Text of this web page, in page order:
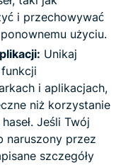
i przechowywać
użyciu.
Unikaj
i aplikacjach,
niż korzystanie
Jeśli Twój
naruszony przez
szczegóły